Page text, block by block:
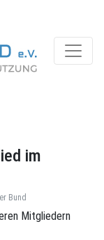
im
Bund
Mitgliedern